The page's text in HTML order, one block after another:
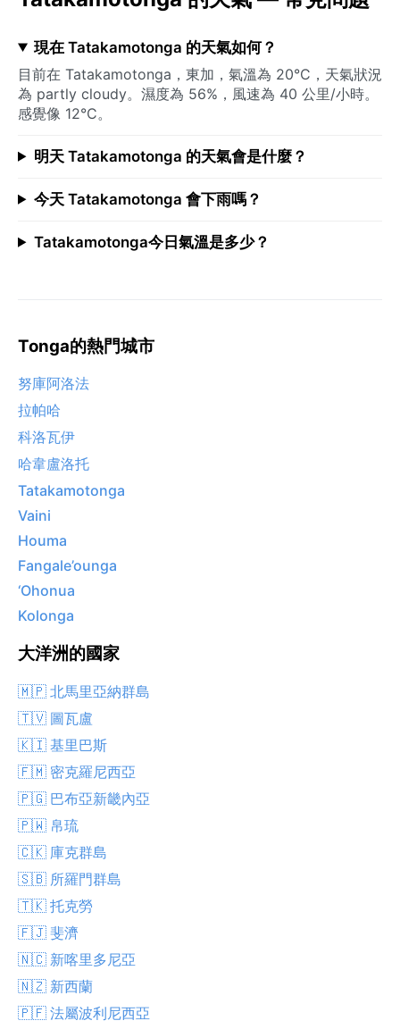
現在 Tatakamotonga 的天氣如何？
目前在 Tatakamotonga，東加，氣溫為 20°C，天氣狀況
為 partly cloudy。濕度為 56%，風速為 40 公里/小時。
感覺像 12°C。
明天 Tatakamotonga 的天氣會是什麼？
今天 Tatakamotonga 會下雨嗎？
Tatakamotonga今日氣溫是多少？
Tonga的熱門城市
努庫阿洛法
拉帕哈
科洛瓦伊
哈韋盧洛托
Tatakamotonga
Vaini
Houma
Fangale’ounga
‘Ohonua
Kolonga
大洋洲的國家
🇲🇵 北馬里亞納群島
🇹🇻 圖瓦盧
🇰🇮 基里巴斯
🇫🇲 密克羅尼西亞
🇵🇬 巴布亞新畿內亞
🇵🇼 帛琉
🇨🇰 庫克群島
🇸🇧 所羅門群島
🇹🇰 托克勞
🇫🇯 斐濟
🇳🇨 新喀里多尼亞
🇳🇿 新西蘭
🇵🇫 法屬波利尼西亞